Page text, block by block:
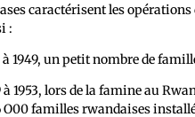
caractérisent les
:
à 1949, un petit nombre de
à 1953, lors de la famine au
O00 familles rwandaises